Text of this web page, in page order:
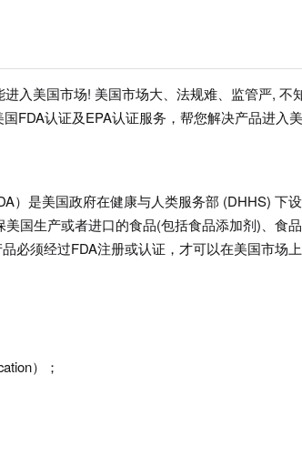
入美国市场! 美国市场大、法规难、监管严, 不
FDA认证及EPA认证服务，帮您解决产品进入
）是美国政府在健康与人类服务部 (DHHS) 下
国生产或者进口的食品(包括食品添加剂)、食
必须经过FDA注册或认证，才可以在美国市场
）；